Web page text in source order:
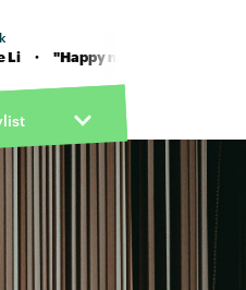
now" von Lykke Li